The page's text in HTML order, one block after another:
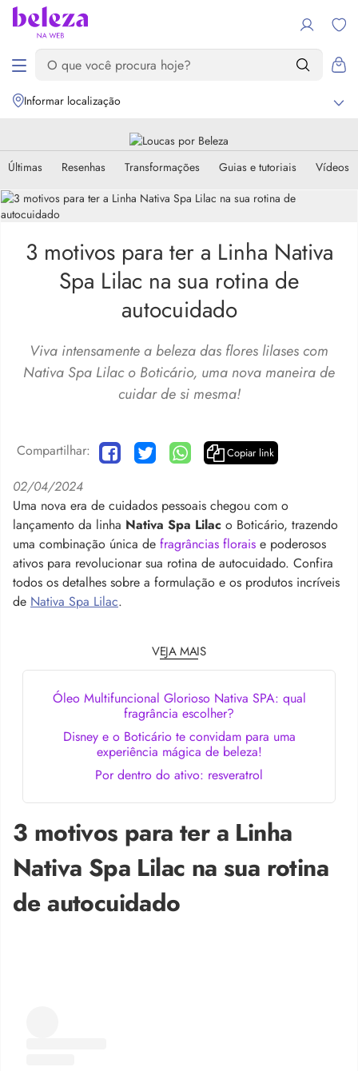
Informar localização
Últimas Resenhas Transformações Guias e tutoriais Vídeos
3 motivos para ter a Linha Nativa
Spa Lilac na sua rotina de
autocuidado
Viva intensamente a beleza das flores lilases com
Nativa Spa Lilac o Boticário, uma nova maneira de
cuidar de si mesma!
Compartilhar: Copiar link
02/04/2024
Uma nova era de cuidados pessoais chegou com o
lançamento da linha Nativa Spa Lilac o Boticário, trazendo
uma combinação única de fragrâncias florais e poderosos
ativos para revolucionar sua rotina de autocuidado. Confira
todos os detalhes sobre a formulação e os produtos incríveis
de Nativa Spa Lilac.
VEJA MAIS
Óleo Multifuncional Glorioso Nativa SPA: qual
fragrância escolher?
Disney e o Boticário te convidam para uma
experiência mágica de beleza!
Por dentro do ativo: resveratrol
3 motivos para ter a Linha
Nativa Spa Lilac na sua rotina
de autocuidado